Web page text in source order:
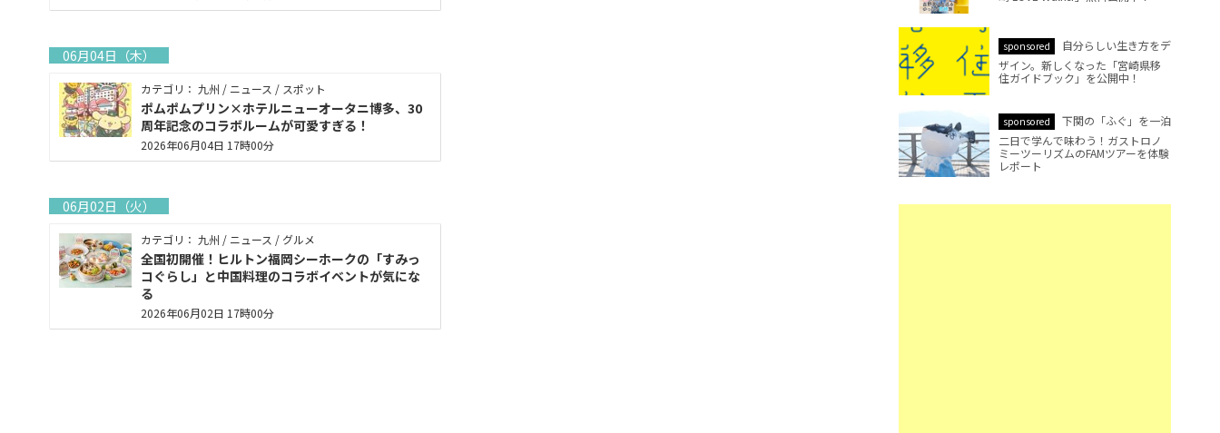
06月04日（木）
カテゴリ： 九州 / ニュース / スポット
ポムポムプリン×ホテルニューオータニ博多、30
周年記念のコラボルームが可愛すぎる！
2026年06月04日 17時00分
06月02日（火）
カテゴリ： 九州 / ニュース / グルメ
全国初開催！ヒルトン福岡シーホークの「すみっ
コぐらし」と中国料理のコラボイベントが気にな
る
2026年06月02日 17時00分
sponsored
自分らしい生き方をデ
ザイン。新しくなった「宮崎県移
住ガイドブック」を公開中！
sponsored
下関の「ふぐ」を一泊
二日で学んで味わう！ガストロノ
ミーツーリズムのFAMツアーを体験
レポート